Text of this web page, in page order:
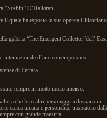
“Soshin” O’Halloran.
il quale ha esposto le sue opere a Chianciano
galleria “The Emergent Collector”dell’
d’arte contemporanea
di Ferrara.
sempre in modo molto intenso.
che lei o altri personaggi indossano in
carica umana e personalità, traspaiono
con grande maestria.